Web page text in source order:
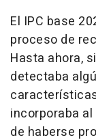
El IPC base
proceso de
Hasta ahora,
detectaba
incorporaba
de haberse